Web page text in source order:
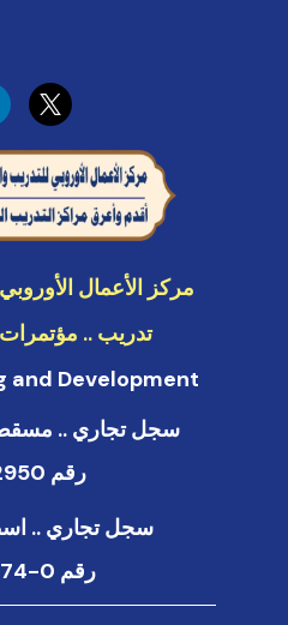
مركز الأعمال
تدريب ..
and Development
سجل تجاري ..
رقم 1802950
سجل تجاري ..
رقم 0-880574